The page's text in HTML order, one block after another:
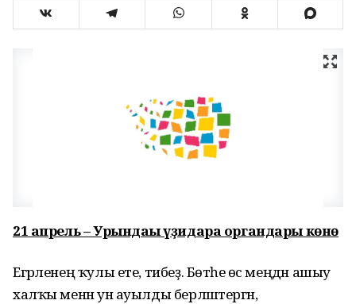
21 апрель – Урындағы үҙидара органдары көнө
Егәрленең ҡулы ете, тибеҙ. Бөтәһе өс меңдән ашыу
халҡы менән ун ауылды берләштергән,